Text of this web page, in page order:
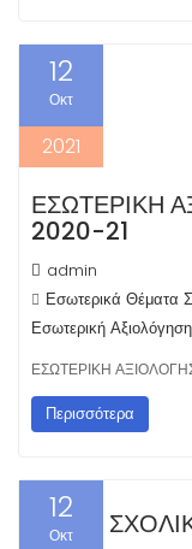
12
Οκτ
2021
ΕΣΩΤΕΡΙΚΗ
2020-21
admin
Εσωτερικά Θέματα
Εσωτερική
ΕΣΩΤΕΡΙΚΗ
Περισσότερα
12
Οκτ